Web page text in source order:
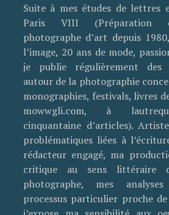
Suite à mes études de lettres
Paris VIII (Préparation
photographe d’art depuis
l’image, 20 ans de mode,
je publie régulièrement des
autour de la photographie
monographies, festivals, livres
mowwgli.com, à
cinquantaine d’articles).
problématiques liées à
rédacteur engagé, ma
critique au sens littéraire
photographe, mes
processus particulier proche